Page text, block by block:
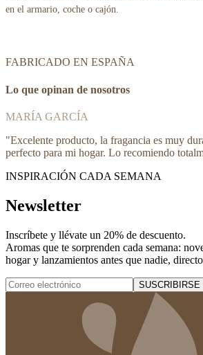
en el armario, coche o cajón.
FABRICADO EN ESPAÑA
Lo que opinan de nosotros
MARÍA GARCÍA
"Excelente producto, la fragancia es muy
perfecto para mi hogar. Lo recomiendo
INSPIRACIÓN CADA SEMANA
Newsletter
Inscríbete y llévate un 20% de descuento.
Aromas que te sorprenden cada semana:
hogar y lanzamientos antes que nadie,
SUSCRIBIRSE